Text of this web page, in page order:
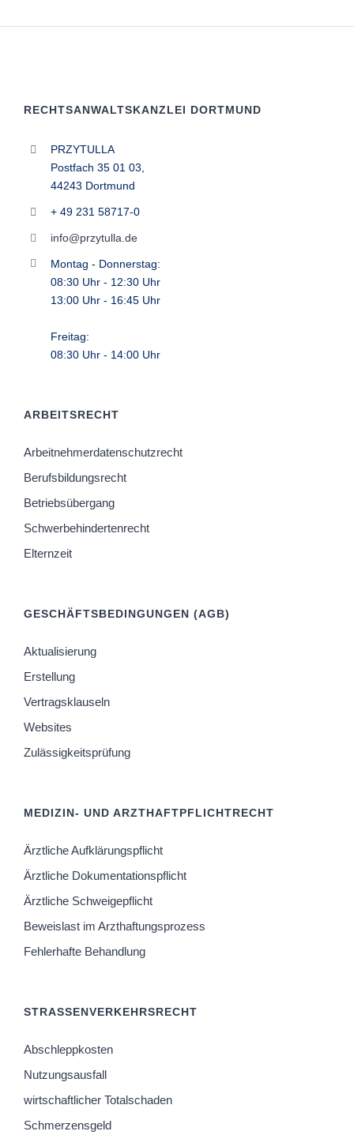
RECHTSANWALTSKANZLEI DORTMUND
PRZYTULLA
Postfach 35 01 03,
44243 Dortmund
+ 49 231 58717-0
info@przytulla.de
Montag - Donnerstag:
08:30 Uhr - 12:30 Uhr
13:00 Uhr - 16:45 Uhr
Freitag:
08:30 Uhr - 14:00 Uhr
ARBEITSRECHT
Arbeitnehmerdatenschutzrecht
Berufsbildungsrecht
Betriebsübergang
Schwerbehindertenrecht
Elternzeit
GESCHÄFTSBEDINGUNGEN (AGB)
Aktualisierung
Erstellung
Vertragsklauseln
Websites
Zulässigkeitsprüfung
MEDIZIN- UND ARZTHAFTPFLICHTRECHT
Ärztliche Aufklärungspflicht
Ärztliche Dokumentationspflicht
Ärztliche Schweigepflicht
Beweislast im Arzthaftungsprozess
Fehlerhafte Behandlung
STRASSENVERKEHRSRECHT
Abschleppkosten
Nutzungsausfall
wirtschaftlicher Totalschaden
Schmerzensgeld